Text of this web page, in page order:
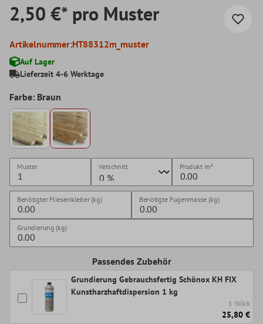
2,50 €* pro Muster
Artikelnummer:HT88312m_muster
Auf Lager
Lieferzeit 4-6 Werktage
Farbe: Braun
Muster Verschnitt Produkt m²
Benötigter Fliesenkleber (kg) Benötigte Fugenmasse (kg)
Grundierung (kg)
Passendes Zubehör
Grundierung Gebrauchsfertig Schönox KH FIX
Kunstharzhaftdispersion 1 kg
1 Stück
25,80 €